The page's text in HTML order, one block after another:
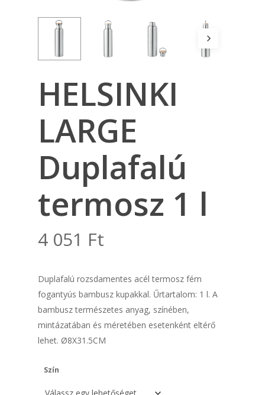
HELSINKI
LARGE
Duplafalú
termosz 1 l
4 051 Ft
Duplafalú rozsdamentes acél termosz fém
fogantyús bambusz kupakkal. Űrtartalom: 1 l. A
bambusz természetes anyag, színében,
mintázatában és méretében esetenként eltérő
lehet. Ø8X31.5CM
Szín